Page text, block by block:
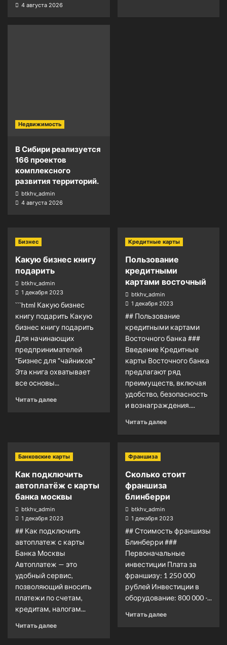
4 августа 2026
Недвижимость
В Сибири реализуется
166 проектов
комплексного
развития территорий.
btkhv_admin
4 августа 2026
Бизнес
Какую бизнес книгу
подарить
btkhv_admin
1 декабря 2023
```html Какую бизнес
книгу подарить Какую
бизнес книгу подарить
Для начинающих
предпринимателей
"Бизнес для "чайников"
Эта книга охватывает
все основы...
Читать далее
Кредитные карты
Пользование
кредитными
картами восточный
btkhv_admin
1 декабря 2023
## Пользование
кредитными картами
Восточного банка ###
Введение Кредитные
карты Восточного банка
предлагают ряд
преимуществ, включая
удобство, безопасность
и вознаграждения....
Читать далее
Банковские карты
Как подключить
автоплатёж с карты
банка москвы
btkhv_admin
1 декабря 2023
## Как подключить
автоплатеж с карты
Банка Москвы
Автоплатеж — это
удобный сервис,
позволяющий вносить
платежи по счетам,
кредитам, налогам...
Читать далее
Франшиза
Сколько стоит
франшиза
блинберри
btkhv_admin
1 декабря 2023
## Стоимость франшизы
Блинберри ###
Первоначальные
инвестиции Плата за
франшизу: 1 250 000
рублей Инвестиции в
оборудование: 800 000 -...
Читать далее